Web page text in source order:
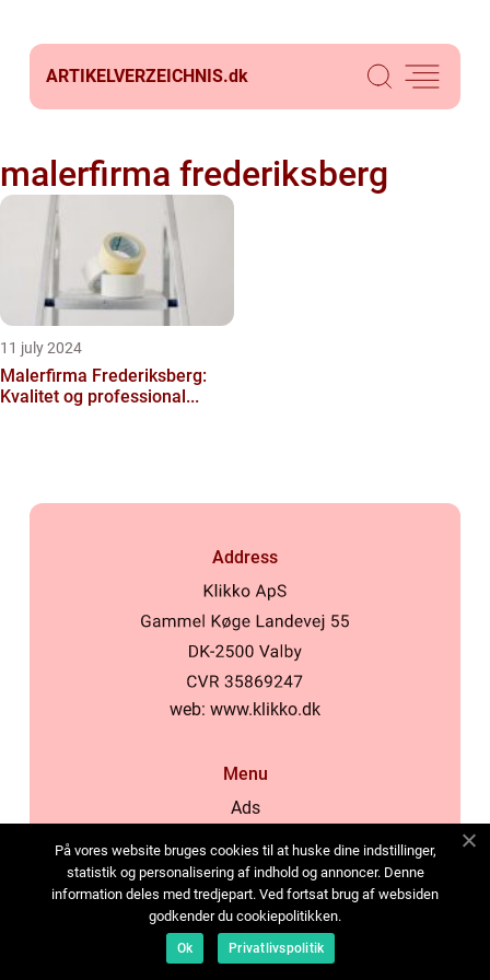
ARTIKELVERZEICHNIS.dk
malerfirma frederiksberg
11 july 2024
Malerfirma Frederiksberg:
Kvalitet og professional...
Address
web: www.klikko.dk
Menu
Ads
Cookies
Contact
Sitemap
På vores website bruges cookies til at huske dine indstillinger,
statistik og personalisering af indhold og annoncer. Denne
information deles med tredjepart. Ved fortsat brug af websiden
godkender du cookiepolitikken.
Ok Privatlivspolitik